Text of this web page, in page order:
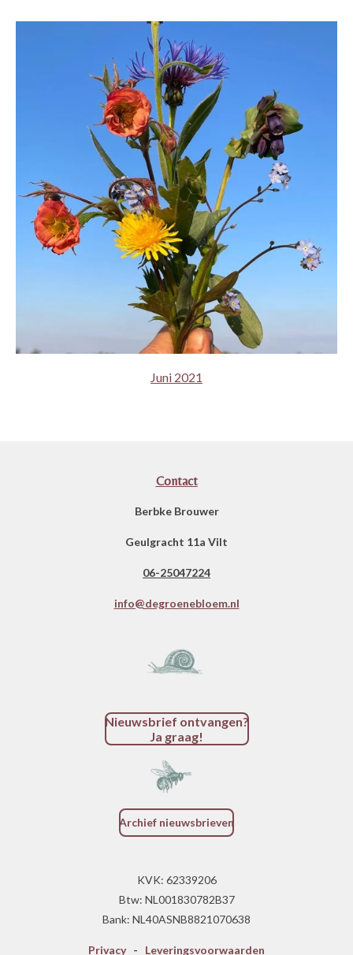
Juni 2021
Contact
Berbke Brouwer
Geulgracht 11a Vilt
06-25047224
info@degroenebloem.nl
Nieuwsbrief ontvangen?
Ja graag!
Archief nieuwsbrieven
KVK: 62339206
Btw: NL001830782B37
Bank: NL40ASNB8821070638
Privacy- Leveringsvoorwaarden